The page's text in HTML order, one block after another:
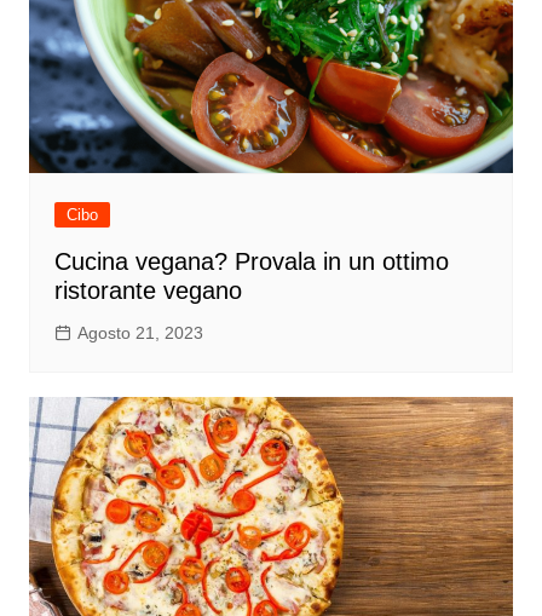
Cibo
Cucina vegana? Provala in un ottimo
ristorante vegano
Agosto 21, 2023